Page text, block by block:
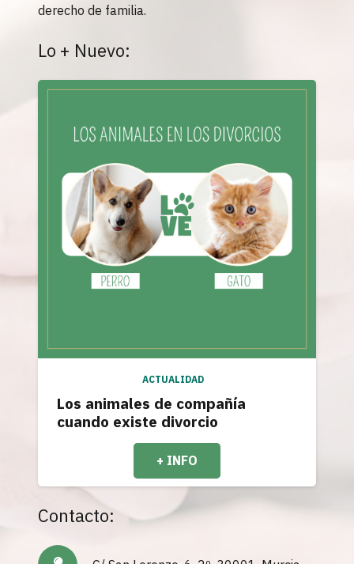
derecho de familia.
Lo + Nuevo:
ACTUALIDAD
Los animales de compañía
cuando existe divorcio
+ INFO
Contacto: